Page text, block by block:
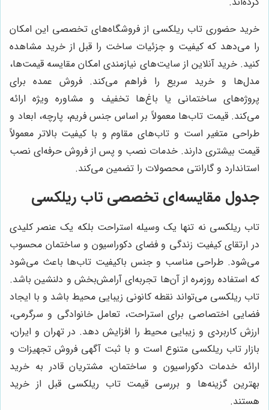
خرید حضوری تاب ریلکسی از فروشگاه‌های تخصصی این امکان
را می‌دهد که کیفیت و جزئیات ساخت را قبل از خرید مشاهده
کنید. خرید آنلاین از سایت‌های نیازمندی امکان مقایسه قیمت‌ها،
مدل‌ها و خرید سریع را فراهم می‌کند. فروش عمده برای
پروژه‌های ساختمانی یا باغ‌ها تخفیف و مشاوره ویژه ارائه
می‌کند. قیمت تاب‌ها معمولاً بر اساس جنس فریم، پارچه، ابعاد و
طراحی متغیر است و تاب‌های مقاوم و با کیفیت بالاتر معمولاً
قیمت بیشتری دارند. خدمات نصب و پس از فروش حرفه‌ای نصب
استاندارد و گارانتی محصولات را تضمین می‌کند.
جدول مقایسه‌ای تخصصی تاب ریلکسی
تاب ریلکسی نه تنها یک وسیله استراحت بلکه یک عنصر کلیدی
در ارتقای کیفیت زندگی و فضای دکوراسیون و ساختمان محسوب
می‌شود. طراحی مناسب و جنس باکیفیت تاب‌ها باعث می‌شود
که استفاده روزمره از آن‌ها تجربه‌ای آرامش‌بخش و دلنشین باشد.
تاب ریلکسی می‌تواند نقطه کانونی زیبایی محیط باشد و با ایجاد
فضایی اختصاصی برای استراحت، تعامل خانوادگی و سرگرمی،
ارزش کاربردی و زیبایی محیط را افزایش دهد. در تهران و ایران،
بازار تاب ریلکسی متنوع است و با ثبت آگهی فروش تجهیزات و
ارائه خدمات دکوراسیون و ساختمان، مشتریان قادر به خرید
بهترین گزینه‌ها و بررسی قیمت تاب ریلکسی قبل از خرید
هستند.